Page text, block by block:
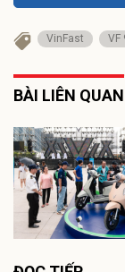
VinFast VF
BÀI LIÊN QUAN